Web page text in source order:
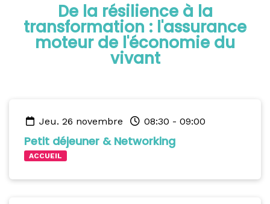
De la résilience à la
transformation : l'assurance
moteur de l'économie du
vivant
jeu. 26 novembre 08:30 - 09:00
Petit déjeuner & Networking
ACCUEIL